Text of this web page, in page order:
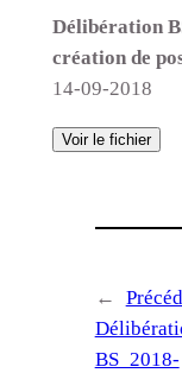
Délibération
création de
14-09-2018
Voir le fichier
←
BS_2018-